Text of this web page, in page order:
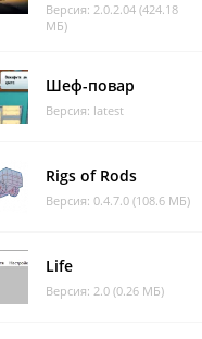
Версия: 2.0.2.04 (424.18
МБ)
Шеф-повар
Версия: latest
Rigs of Rods
Версия: 0.4.7.0 (108.6 МБ)
Life
Версия: 2.0 (0.26 МБ)